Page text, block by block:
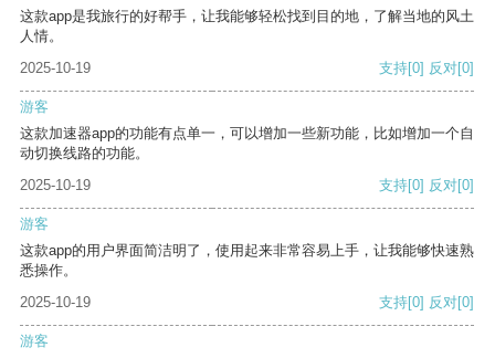
这款app是我旅行的好帮手，让我能够轻松找到目的地，了解当地的风土
人情。
2025-10-19
支持[0] 反对[0]
游客
这款加速器app的功能有点单一，可以增加一些新功能，比如增加一个自
动切换线路的功能。
2025-10-19
支持[0] 反对[0]
游客
这款app的用户界面简洁明了，使用起来非常容易上手，让我能够快速熟
悉操作。
2025-10-19
支持[0] 反对[0]
游客